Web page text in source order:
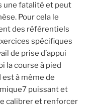
une fatalité et peut
Pour cela le
des référentiels
spécifiques
de prise d’appui
la course à pied
est à même de
puissant et
calibrer et renforcer